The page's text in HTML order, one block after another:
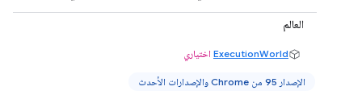
العالم
ExecutionWorld اختياري
الإصدار 95 من Chrome والإصدارات الأحدث